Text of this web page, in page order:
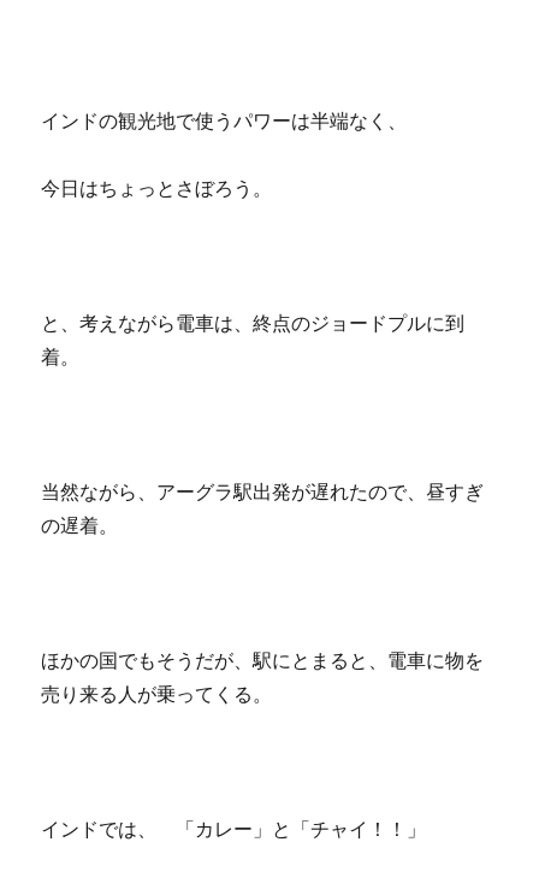
インドの観光地で使うパワーは半端なく、
今日はちょっとさぼろう。
と、考えながら電車は、終点のジョードプルに到
着。
当然ながら、アーグラ駅出発が遅れたので、昼すぎ
の遅着。
ほかの国でもそうだが、駅にとまると、電車に物を
売り来る人が乗ってくる。
インドでは、 「カレー」と「チャイ！！」